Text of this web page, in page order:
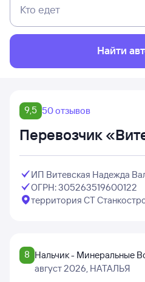
Кто едет
Найти
9,5 50 отзывов
Перевозчик
ИП Витевская Надежда
ОГРН: 305263519600122
территория СТ
8 Нальчик - Минеральные
август 2026, НАТАЛЬЯ